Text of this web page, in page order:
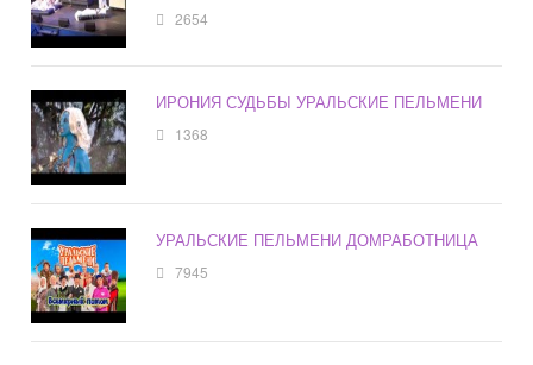
2654
ИРОНИЯ СУДЬБЫ УРАЛЬСКИЕ ПЕЛЬМЕНИ
1368
УРАЛЬСКИЕ ПЕЛЬМЕНИ ДОМРАБОТНИЦА
7945